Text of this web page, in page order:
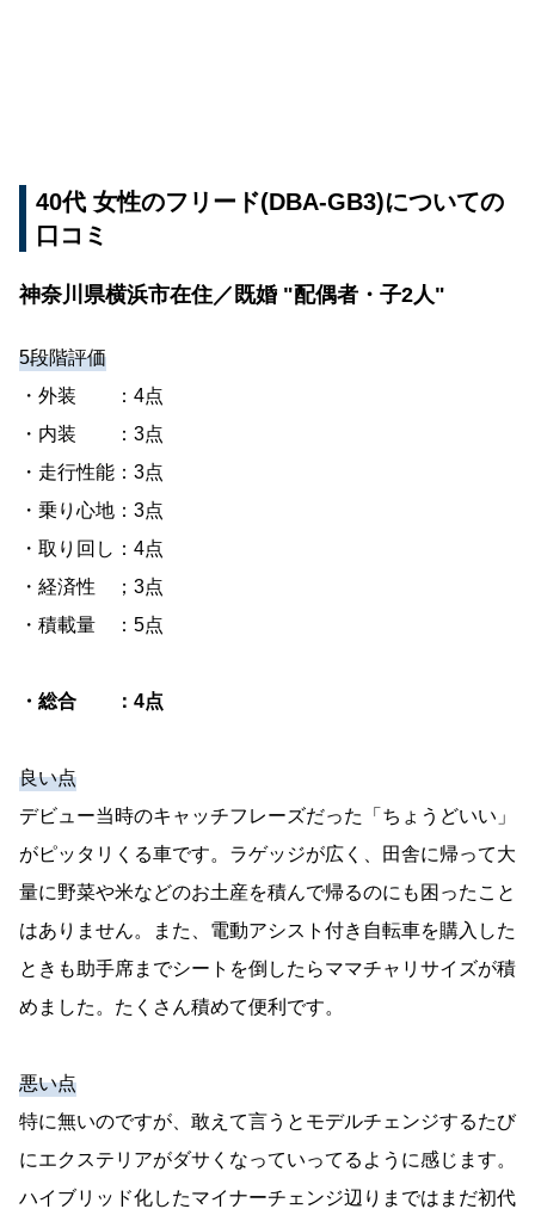
40代 女性のフリード(DBA-GB3)についての
口コミ
神奈川県横浜市在住／既婚 "配偶者・子2人"
5段階評価
・外装 ：4点
・内装 ：3点
・走行性能：3点
・乗り心地：3点
・取り回し：4点
・経済性 ；3点
・積載量 ：5点
・総合 ：4点
良い点
デビュー当時のキャッチフレーズだった「ちょうどいい」
がピッタリくる車です。ラゲッジが広く、田舎に帰って大
量に野菜や米などのお土産を積んで帰るのにも困ったこと
はありません。また、電動アシスト付き自転車を購入した
ときも助手席までシートを倒したらママチャリサイズが積
めました。たくさん積めて便利です。
悪い点
特に無いのですが、敢えて言うとモデルチェンジするたび
にエクステリアがダサくなっていってるように感じます。
ハイブリッド化したマイナーチェンジ辺りまではまだ初代